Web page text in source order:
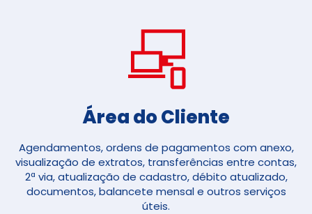
Área do Cliente
Agendamentos, ordens de pagamentos com anexo,
visualização de extratos, transferências entre contas,
2ª via, atualização de cadastro, débito atualizado,
documentos, balancete mensal e outros serviços
úteis.